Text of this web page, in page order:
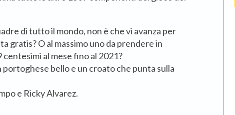
di tutto il mondo, non è che vi avanza per
gratis? O al massimo uno da prendere in
centesimi al mese fino al 2021?
portoghese bello e un croato che punta sulla
e Ricky Alvarez.